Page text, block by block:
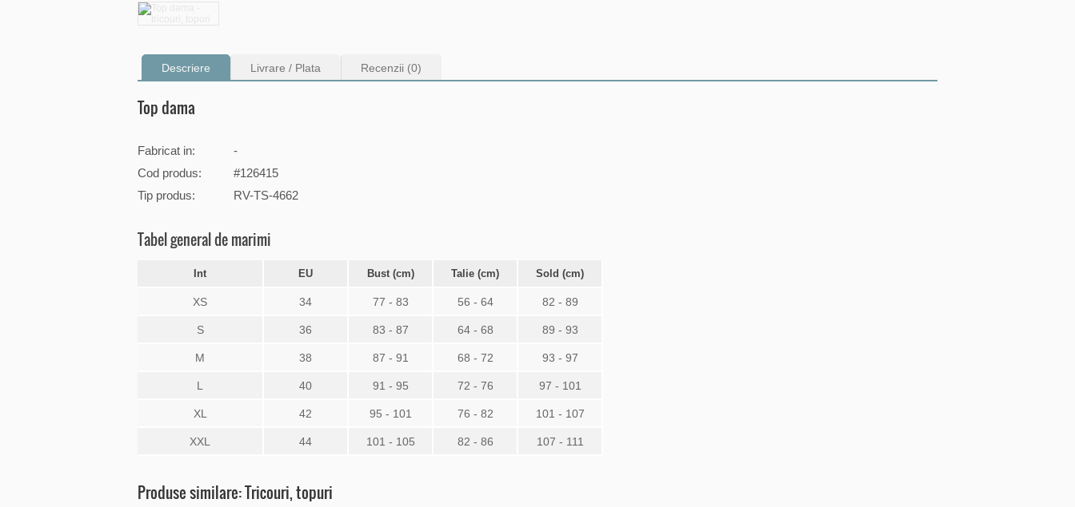
Descriere Livrare / Plata Recenzii (0)
Top dama
Fabricat in:
-
Cod produs:
#126415
Tip produs:
RV-TS-4662
Tabel general de marimi
Int EU Bust (cm) Talie (cm) Sold (cm)
XS 34 77 - 83 56 - 64 82 - 89
S 36 83 - 87 64 - 68 89 - 93
M 38 87 - 91 68 - 72 93 - 97
L 40 91 - 95 72 - 76 97 - 101
XL 42 95 - 101 76 - 82 101 - 107
XXL 44 101 - 105 82 - 86 107 - 111
Produse similare: Tricouri, topuri